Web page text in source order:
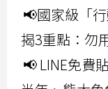
📢國家級「
揭3重點：勿
📢 LINE免費